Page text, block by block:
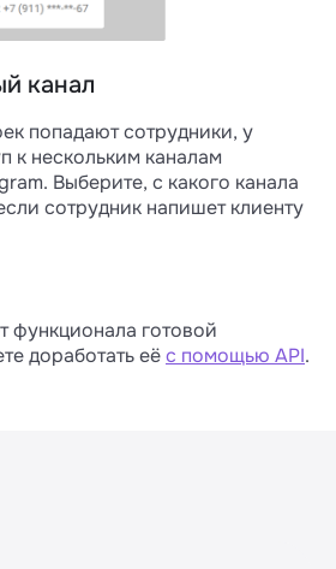
канал
попадают сотрудники, у
к нескольким каналам
Выберите, с какого канала
сотрудник напишет клиенту
функционала готовой
доработать еёс помощью API.